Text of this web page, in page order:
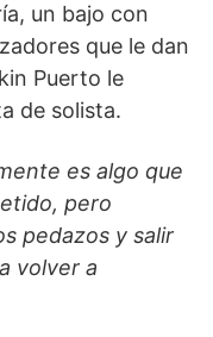
un bajo con
que le dan
Puerto le
de solista.
es algo que
pero
pedazos y salir
volver a